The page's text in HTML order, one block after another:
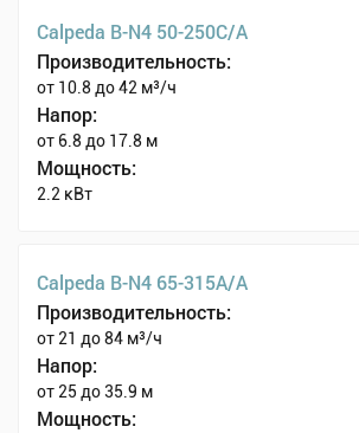
Calpeda B-N4 50-250C/A
Производительность:
от 10.8 до 42 м³/ч
Напор:
от 6.8 до 17.8 м
Мощность:
2.2 кВт
Calpeda B-N4 65-315A/A
Производительность:
от 21 до 84 м³/ч
Напор:
от 25 до 35.9 м
Мощность: